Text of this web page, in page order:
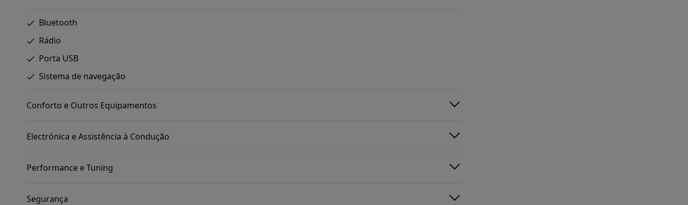
Bluetooth
Rádio
Porta USB
Sistema de navegação
Conforto e Outros Equipamentos
Electrónica e Assistência à Condução
Performance e Tuning
Segurança